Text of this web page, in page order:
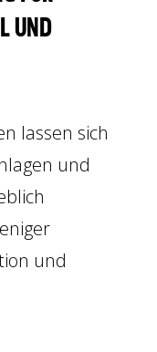
B
lassen sich
und
und